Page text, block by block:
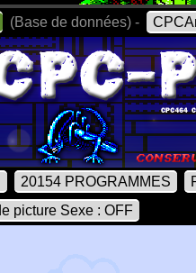
(Base de données) -
20154 PROGRAMMES
picture Sexe : OFF